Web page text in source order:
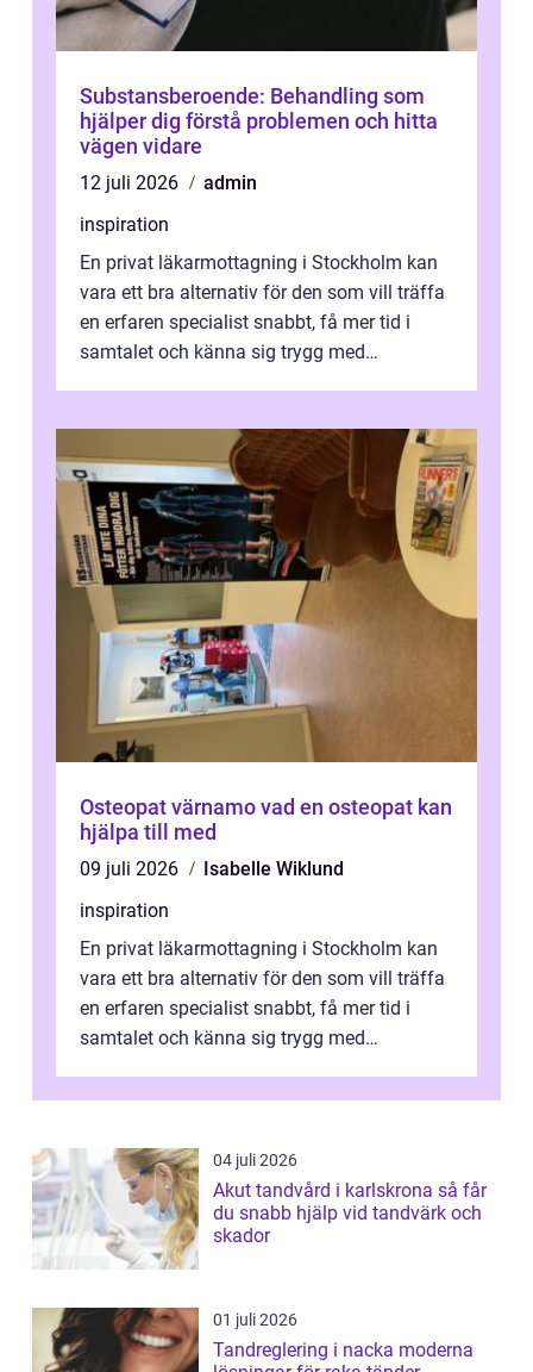
Substansberoende: Behandling som
hjälper dig förstå problemen och hitta
vägen vidare
12 juli 2026
admin
inspiration
En privat läkarmottagning i Stockholm kan
vara ett bra alternativ för den som vill träffa
en erfaren specialist snabbt, få mer tid i
samtalet och känna sig trygg med
Osteopat värnamo vad en osteopat kan
hjälpa till med
09 juli 2026
Isabelle Wiklund
inspiration
En privat läkarmottagning i Stockholm kan
vara ett bra alternativ för den som vill träffa
en erfaren specialist snabbt, få mer tid i
samtalet och känna sig trygg med
04 juli 2026
Akut tandvård i karlskrona så får
du snabb hjälp vid tandvärk och
skador
01 juli 2026
Tandreglering i nacka moderna